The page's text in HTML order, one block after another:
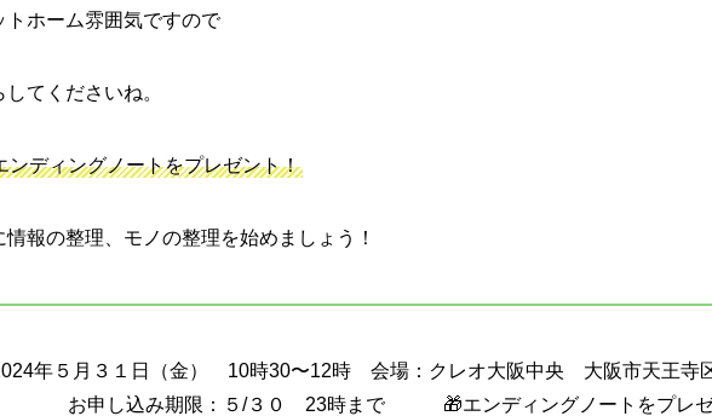
トホーム雰囲気ですので
てくださいね。
ンディングノートをプレゼント！
情報の整理、モノの整理を始めましょう！
年５月３１日（金） 10時30〜12時 会場：クレオ大阪中央 大阪市天王寺
し込み期限：５/３０ 23時まで 🎁エンディングノートをプレ